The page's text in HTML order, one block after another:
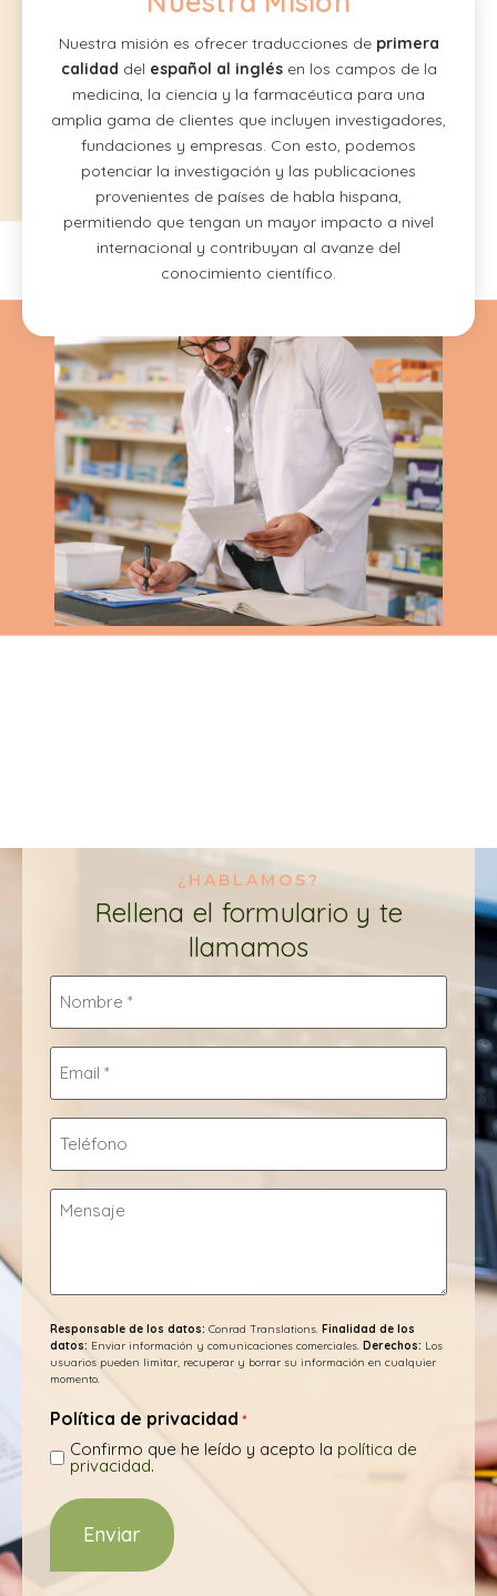
Nuestra misión es ofrecer traducciones deprimera
calidad del español al inglésen los campos de la
medicina, la ciencia y la farmacéutica para una
amplia gama de clientes que incluyen investigadores,
fundaciones y empresas. Con esto, podemos
potenciar la investigación y las publicaciones
provenientes de países de habla hispana,
permitiendo que tengan un mayor impacto a nivel
internacional y contribuyan al avanze del
conocimiento científico.
¿HABLAMOS?
Rellena el formulario y te
llamamos
Nombre
Email
Teléfono
Mensaje
Responsable de los datos: Conrad Translations. Finalidad de los
datos: Enviar información y comunicaciones comerciales. Derechos: Los
usuarios pueden limitar, recuperar y borrar su información en cualquier
momento.
Política de privacidad *
Confirmo que he leído y acepto la política de
privacidad.